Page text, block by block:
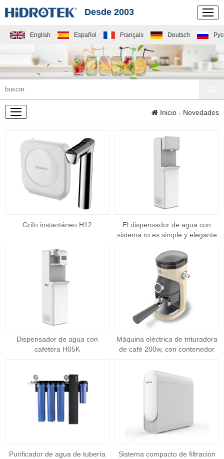
Desde 2003
English Español Français Deutsch
NOVEDADES
Inicio - Novedades
Grifo instantáneo H12
El dispensador de agua con
sistema ro es simple y elegante
Dispensador de agua con
cafetera H05K
Máquina eléctrica de trituradora
de café 200w, con contenedor
incorporado CG6001
Purificador de agua de tubería
Sistema compacto de filtración